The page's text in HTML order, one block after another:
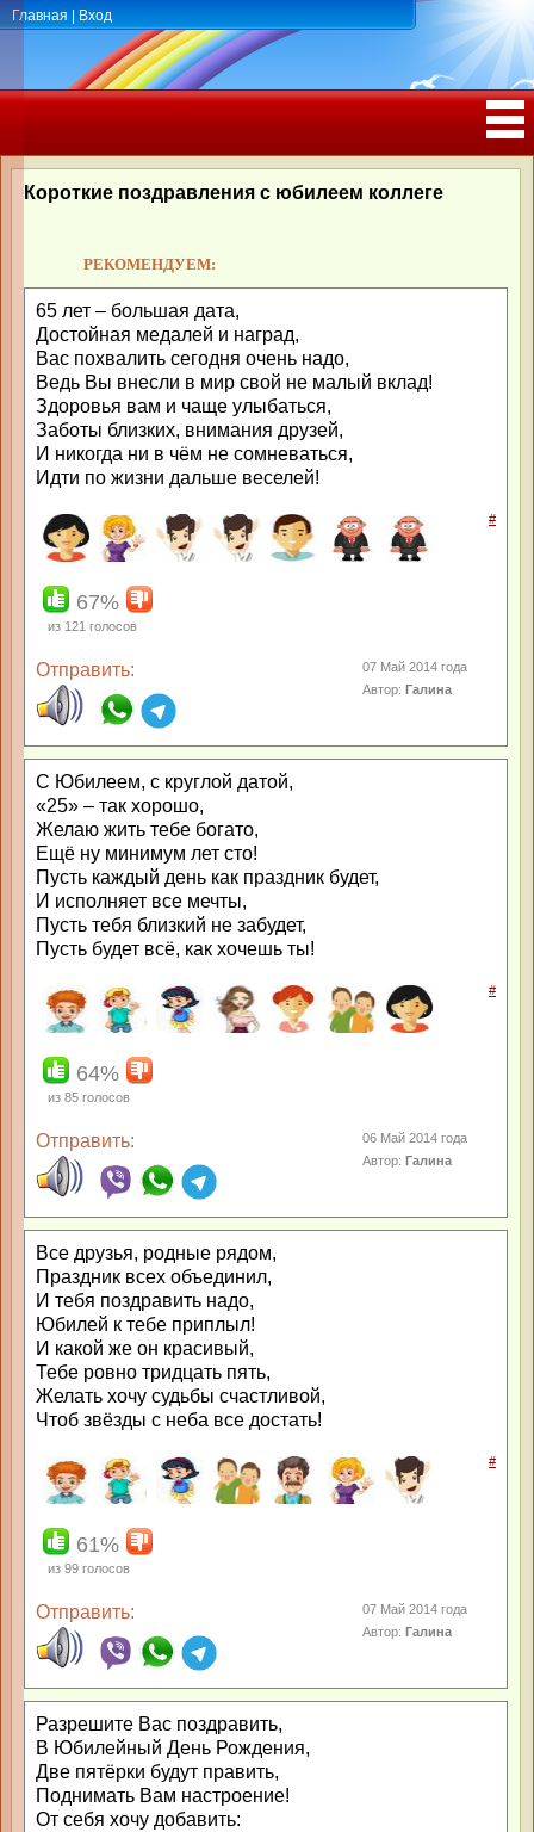
Главная Вход
РОЖДЕНИЯ, ЮБИЛЕЕМ
Короткие поздравления с юбилеем коллеге
РЕКОМЕНДУЕМ:
65 лет – большая дата,
Достойная медалей и наград,
Вас похвалить сегодня очень надо,
Ведь Вы внесли в мир свой не малый вклад!
Здоровья вам и чаще улыбаться,
Заботы близких, внимания друзей,
И никогда ни в чём не сомневаться,
Идти по жизни дальше веселей!
#
67%
из 121 голосов
Отправить:
07 Май 2014 года
Автор:Галина
С Юбилеем, с круглой датой,
«25» – так хорошо,
Желаю жить тебе богато,
Ещё ну минимум лет сто!
Пусть каждый день как праздник будет,
И исполняет все мечты,
Пусть тебя близкий не забудет,
Пусть будет всё, как хочешь ты!
#
64%
из 85 голосов
Отправить:
06 Май 2014 года
Автор:Галина
Все друзья, родные рядом,
Праздник всех объединил,
И тебя поздравить надо,
Юбилей к тебе приплыл!
И какой же он красивый,
Тебе ровно тридцать пять,
Желать хочу судьбы счастливой,
Чтоб звёзды с неба все достать!
#
61%
из 99 голосов
Отправить:
07 Май 2014 года
Автор:Галина
Разрешите Вас поздравить,
В Юбилейный День Рождения,
Две пятёрки будут править,
Поднимать Вам настроение!
От себя хочу добавить: